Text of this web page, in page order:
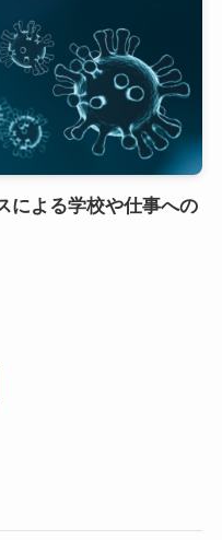
による学校や仕事への